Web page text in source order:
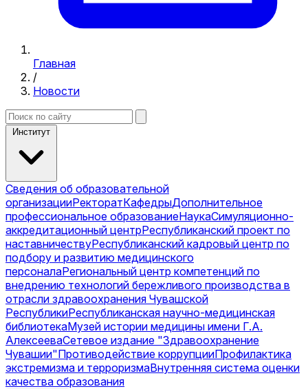
Главная
/
Новости
Институт
Сведения об образовательной
организацииРекторатКафедрыДополнительное
профессиональное образованиеНаукаСимуляционно-
аккредитационный центрРеспубликанский проект по
наставничествуРеспубликанский кадровый центр по
подбору и развитию медицинского
персоналаРегиональный центр компетенций по
внедрению технологий бережливого производства в
отрасли здравоохранения Чувашской
РеспубликиРеспубликанская научно-медицинская
библиотекаМузей истории медицины имени Г.А.
АлексееваСетевое издание "Здравоохранение
Чувашии"Противодействие коррупцииПрофилактика
экстремизма и терроризмаВнутренняя система оценки
качества образования